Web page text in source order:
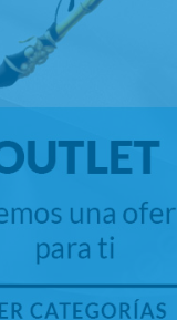
Mib o
8Sr
LABORABLE
43,30€